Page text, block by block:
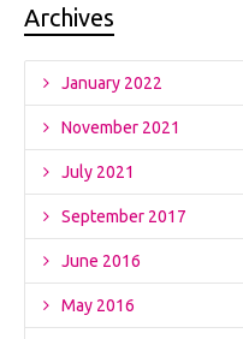
Archives
January 2022
November 2021
July 2021
September 2017
June 2016
May 2016